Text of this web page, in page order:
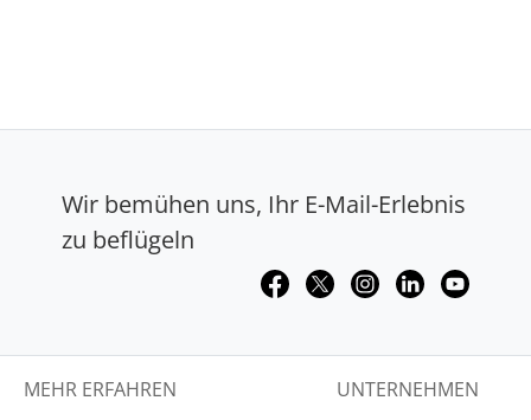
Wir bemühen uns, Ihr E-Mail-Erlebnis
zu beflügeln
MEHR ERFAHREN UNTERNEHMEN